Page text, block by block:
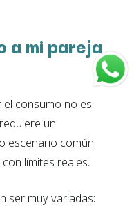
a mi pareja
el consumo no es
un
escenario común:
límites reales.
ser muy variadas: